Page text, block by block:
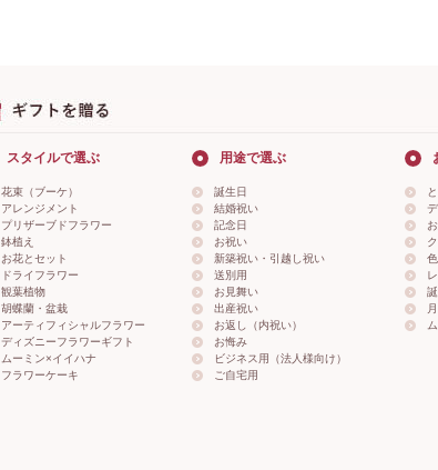
スタイルで選ぶ
花束（ブーケ）
アレンジメント
プリザーブドフラワー
鉢植え
お花とセット
ドライフラワー
観葉植物
胡蝶蘭・盆栽
アーティフィシャルフラワー
ディズニーフラワーギフト
ムーミン×イイハナ
フラワーケーキ
用途で選ぶ
誕生日
結婚祝い
記念日
お祝い
新築祝い・引越し祝い
送別用
お見舞い
出産祝い
お返し（内祝い）
お悔み
ビジネス用（法人様向け）
ご自宅用